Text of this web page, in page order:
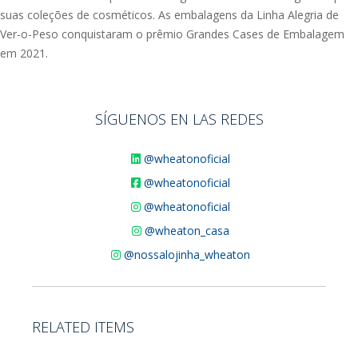
SÍGUENOS EN LAS REDES
@wheatonoficial
@wheatonoficial
@wheatonoficial
@wheaton_casa
@nossalojinha_wheaton
RELATED ITEMS